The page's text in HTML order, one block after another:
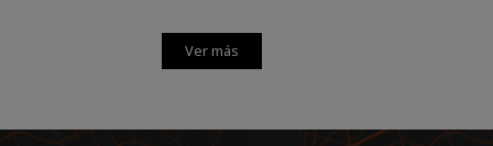
Ver más